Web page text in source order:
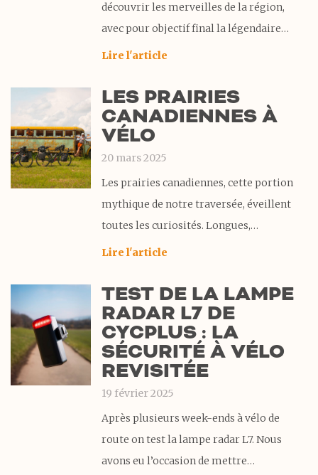
découvrir les merveilles de la région,
avec pour objectif final la légendaire
piste cyclable du P’tit Train du Nord.
comté du Prince Édouard avant
d’atteindre Ottawa. En chemin, nous
célébrons l’anniversaire de Fiona de
manière
Lire l'article
LES PRAIRIES
CANADIENNES À
VÉLO
20 mars 2025
Les prairies canadiennes, cette portion
mythique de notre traversée, éveillent
toutes les curiosités. Longues,
monotones, sans relief… c’est ce qu’on
une lueur d’espoir : « Vous aurez au
moins le vent dans le dos, d’Ouest en Est !
»
Lire l'article
TEST DE LA LAMPE
RADAR L7 DE
CYCPLUS : LA
SÉCURITÉ À VÉLO
REVISITÉE
19 février 2025
Après plusieurs week-ends à vélo de
route on test la lampe radar L7. Nous
avons eu l’occasion de mettre